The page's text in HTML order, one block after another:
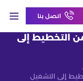
اتصل بنا
التخطيط إلى
إلى التشغيل